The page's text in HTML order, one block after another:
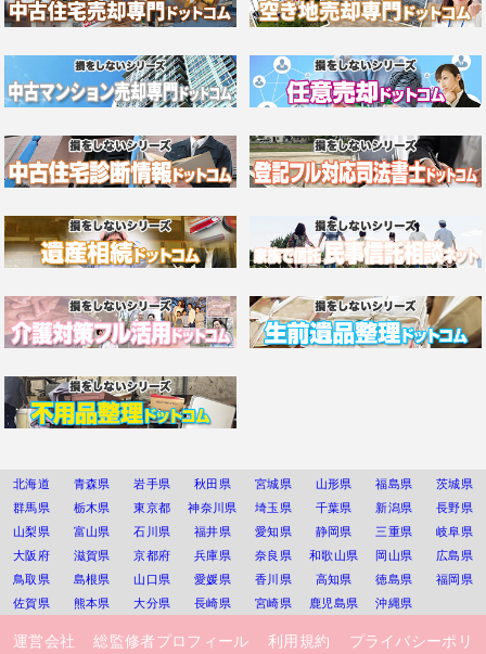
北海道 青森県 岩手県 秋田県 宮城県 山形県 福島県
茨城県
群馬県
栃木県 東京都 神奈川県 埼玉県 千葉県 新潟県
長野県
山梨県
富山県 石川県 福井県 愛知県 静岡県 三重県
岐阜県
大阪府
滋賀県 京都府 兵庫県 奈良県 和歌山県 岡山県
広島県
鳥取県
島根県 山口県 愛媛県 香川県 高知県 徳島県
福岡県
佐賀県
熊本県 大分県 長崎県 宮崎県 鹿児島県 沖縄県
運営会社 総監修者プロフィール 利用規約 プライバシーポリ